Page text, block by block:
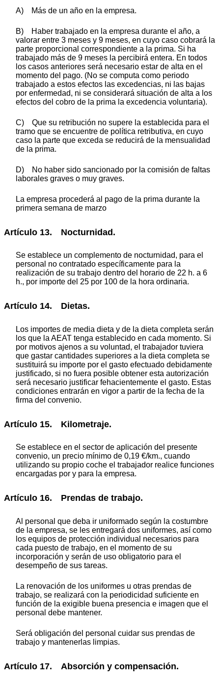
A) Más de un año en la empresa.
B) Haber trabajado en la empresa durante el año, a
valorar entre 3 meses y 9 meses, en cuyo caso cobrará la
parte proporcional correspondiente a la prima. Si ha
trabajado más de 9 meses la percibirá entera. En todos
los casos anteriores será necesario estar de alta en el
momento del pago. (No se computa como periodo
trabajado a estos efectos las excedencias, ni las bajas
por enfermedad, ni se considerará situación de alta a los
efectos del cobro de la prima la excedencia voluntaria).
C) Que su retribución no supere la establecida para el
tramo que se encuentre de política retributiva, en cuyo
caso la parte que exceda se reducirá de la mensualidad
de la prima.
D) No haber sido sancionado por la comisión de faltas
laborales graves o muy graves.
La empresa procederá al pago de la prima durante la
primera semana de marzo
Artículo 13. Nocturnidad.
Se establece un complemento de nocturnidad, para el
personal no contratado específicamente para la
realización de su trabajo dentro del horario de 22 h. a 6
h., por importe del 25 por 100 de la hora ordinaria.
Artículo 14. Dietas.
Los importes de media dieta y de la dieta completa serán
los que la AEAT tenga establecido en cada momento. Si
por motivos ajenos a su voluntad, el trabajador tuviera
que gastar cantidades superiores a la dieta completa se
sustituirá su importe por el gasto efectuado debidamente
justificado, si no fuera posible obtener esta autorización
será necesario justificar fehacientemente el gasto. Estas
condiciones entrarán en vigor a partir de la fecha de la
firma del convenio.
Artículo 15. Kilometraje.
Se establece en el sector de aplicación del presente
convenio, un precio mínimo de 0,19 €/km., cuando
utilizando su propio coche el trabajador realice funciones
encargadas por y para la empresa.
Artículo 16. Prendas de trabajo.
Al personal que deba ir uniformado según la costumbre
de la empresa, se les entregará dos uniformes, así como
los equipos de protección individual necesarios para
cada puesto de trabajo, en el momento de su
incorporación y serán de uso obligatorio para el
desempeño de sus tareas.
La renovación de los uniformes u otras prendas de
trabajo, se realizará con la periodicidad suficiente en
función de la exigible buena presencia e imagen que el
personal debe mantener.
Será obligación del personal cuidar sus prendas de
trabajo y mantenerlas limpias.
Artículo 17. Absorción y compensación.